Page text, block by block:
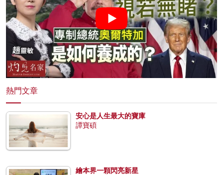
熱門文章
安心是人生最大的寶庫
譚寶碩
繪本界一顆閃亮新星